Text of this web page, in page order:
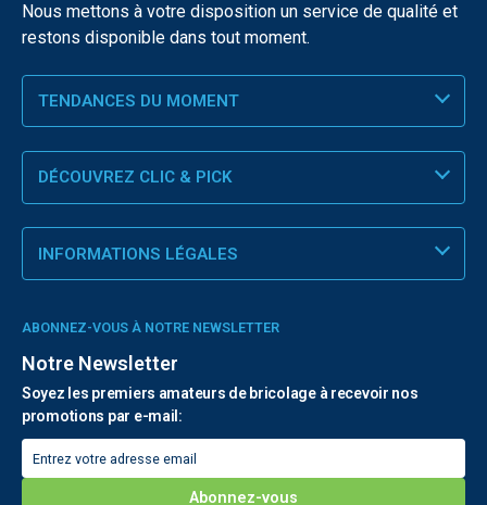
Nous mettons à votre disposition un service de qualité et
restons disponible dans tout moment.
TENDANCES DU MOMENT
DÉCOUVREZ CLIC & PICK
INFORMATIONS LÉGALES
ABONNEZ-VOUS À NOTRE NEWSLETTER
Notre Newsletter
Soyez les premiers amateurs de bricolage à recevoir nos
promotions par e-mail: